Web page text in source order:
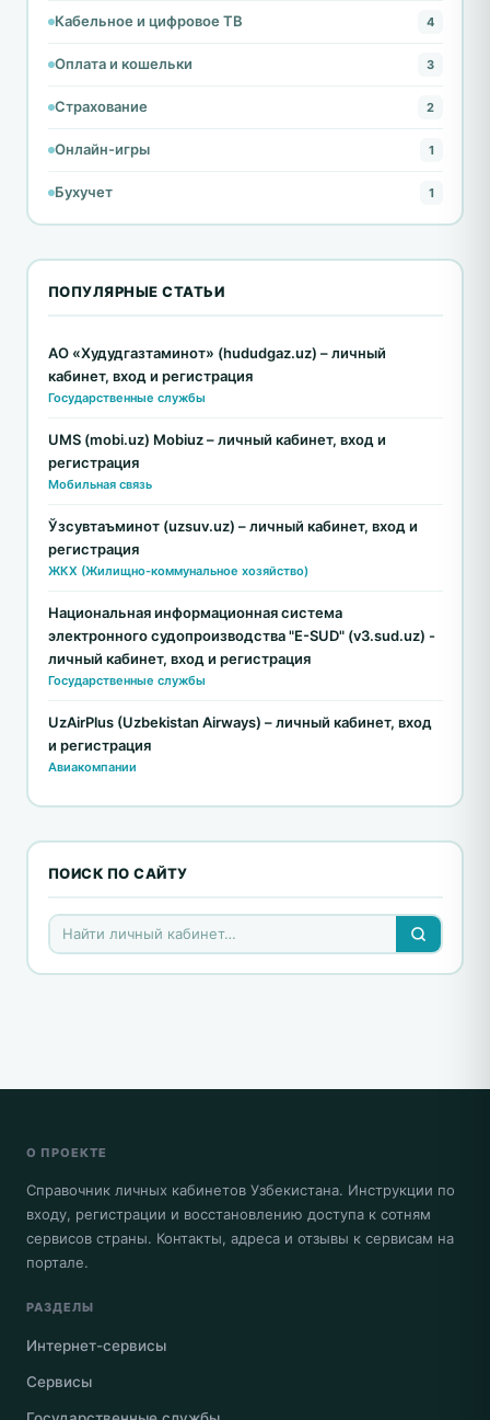
Кабельное и цифровое ТВ 4
Оплата и кошельки 3
Страхование 2
Онлайн-игры 1
Бухучет 1
ПОПУЛЯРНЫЕ СТАТЬИ
АО «Худудгазтаминот» (hududgaz.uz) – личный
кабинет, вход и регистрация
Государственные службы
UMS (mobi.uz) Mobiuz – личный кабинет, вход и
регистрация
Мобильная связь
Ўзсувтаъминот (uzsuv.uz) – личный кабинет, вход и
регистрация
ЖКХ (Жилищно-коммунальное хозяйство)
Национальная информационная система
электронного судопроизводства "E-SUD" (v3.sud.uz) -
личный кабинет, вход и регистрация
Государственные службы
UzAirPlus (Uzbekistan Airways) – личный кабинет, вход
и регистрация
Авиакомпании
ПОИСК ПО САЙТУ
О ПРОЕКТЕ
Справочник личных кабинетов Узбекистана. Инструкции по
входу, регистрации и восстановлению доступа к сотням
сервисов страны. Контакты, адреса и отзывы к сервисам на
портале.
РАЗДЕЛЫ
Интернет-сервисы
Сервисы